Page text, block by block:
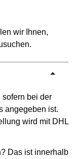
wir Ihnen,
sofern bei der
angegeben ist.
wird mit DHL
Das ist innerhalb